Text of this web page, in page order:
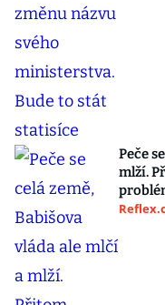
Peče
mlží.